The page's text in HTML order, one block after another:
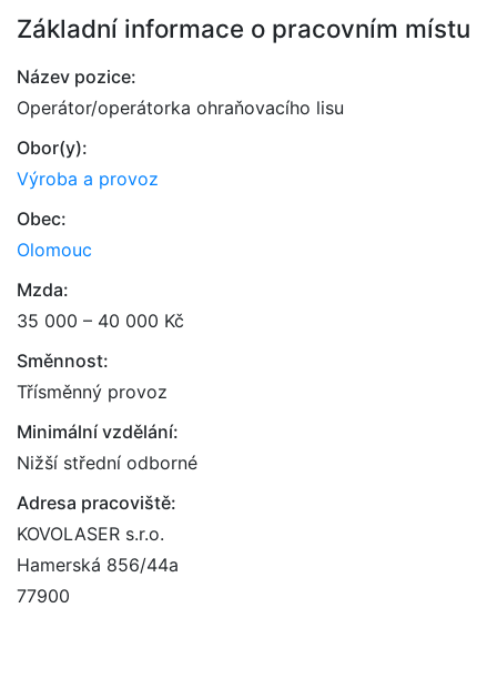
Základní informace o pracovním místu
Název pozice:
Operátor/operátorka ohraňovacího lisu
Obor(y):
Výroba a provoz
Obec:
Olomouc
Mzda:
35 000 – 40 000 Kč
Směnnost:
Třísměnný provoz
Minimální vzdělání:
Nižší střední odborné
Adresa pracoviště:
KOVOLASER s.r.o.
Hamerská 856/44a
77900